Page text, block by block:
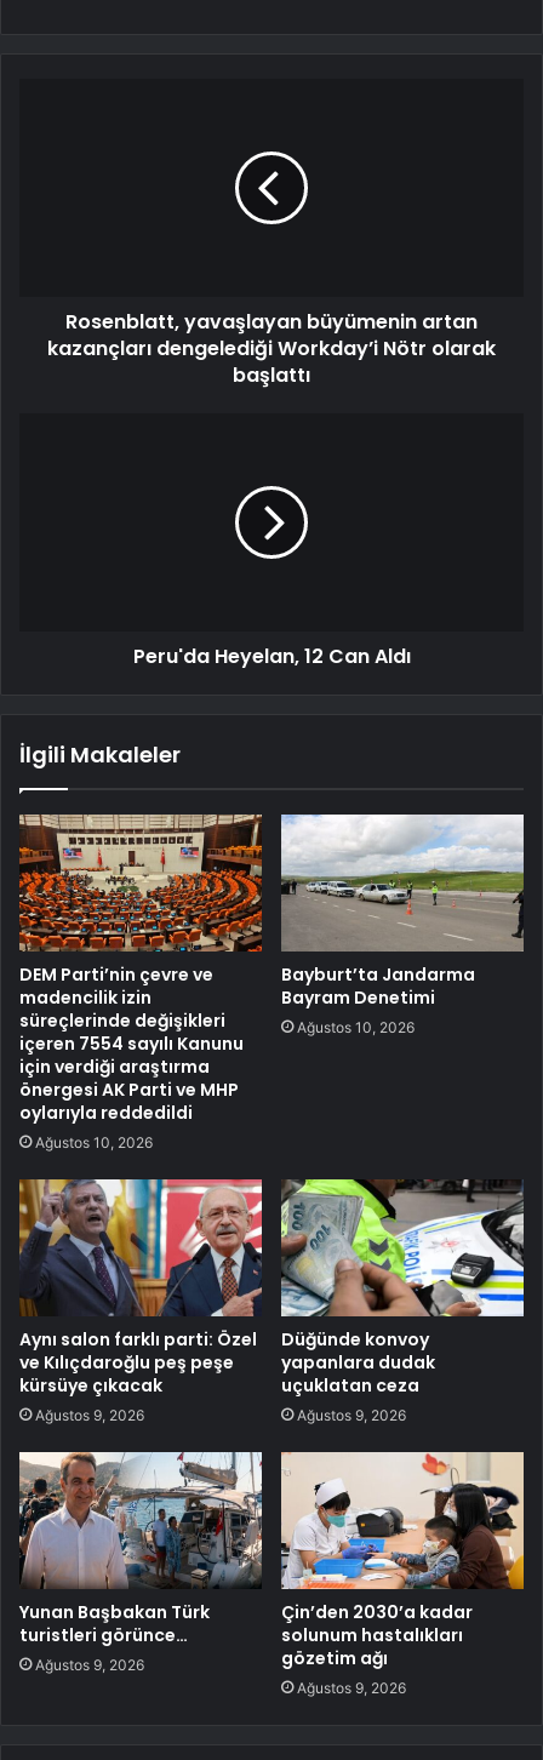
Rosenblatt, yavaşlayan büyümenin artan
kazançları dengelediği Workday’i Nötr olarak
başlattı
Peru'da Heyelan, 12 Can Aldı
İlgili Makaleler
DEM Parti’nin çevre ve
madencilik izin
süreçlerinde değişikleri
içeren 7554 sayılı Kanunu
için verdiği araştırma
önergesi AK Parti ve MHP
oylarıyla reddedildi
Ağustos 10, 2026
Bayburt’ta Jandarma
Bayram Denetimi
Ağustos 10, 2026
Aynı salon farklı parti: Özel
ve Kılıçdaroğlu peş peşe
kürsüye çıkacak
Ağustos 9, 2026
Düğünde konvoy
yapanlara dudak
uçuklatan ceza
Ağustos 9, 2026
Yunan Başbakan Türk
turistleri görünce…
Ağustos 9, 2026
Çin’den 2030’a kadar
solunum hastalıkları
gözetim ağı
Ağustos 9, 2026